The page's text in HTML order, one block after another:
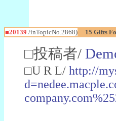
■20139 /inTopicNo.2868) 15 Gifts
□投稿者/
□U R L/ http://